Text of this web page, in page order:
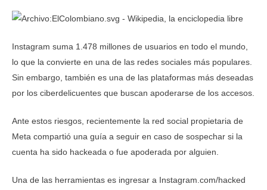
Instagram suma 1.478 millones de usuarios en todo el mundo,
lo que la convierte en una de las redes sociales más populares.
Sin embargo, también es una de las plataformas más deseadas
por los ciberdelicuentes que buscan apoderarse de los accesos.
Ante estos riesgos, recientemente la red social propietaria de
Meta compartió una guía a seguir en caso de sospechar si la
cuenta ha sido hackeada o fue apoderada por alguien.
Una de las herramientas es ingresar a Instagram.com/hacked